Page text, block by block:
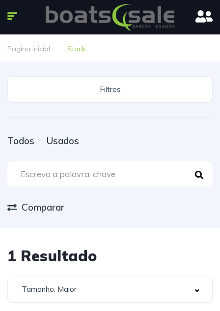
Pagina inicial Stock
Filtros
Todos Usados
Comparar
1 Resultado
Tamanho: Maior